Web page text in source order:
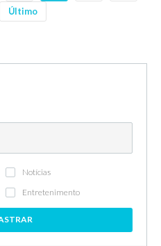
Último
Notícias
Entretenimento